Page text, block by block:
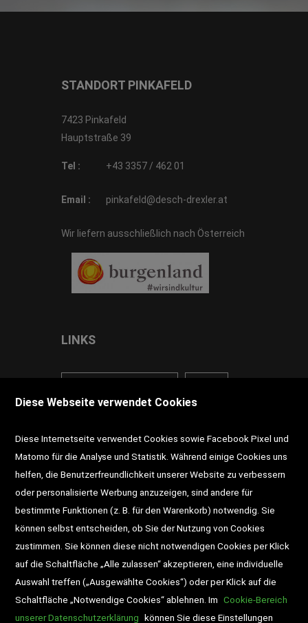
STANDORT PINKAFELD
7423 Pinkafeld
Hauptstraße 39
Tel : +43 3357 / 462 01
Email : pinkafeld@desch-drexler.at
Wir liefern ausschließlich nach Österreich
LINKS
Newsletter Schultaschen
Veranstaltungen
Diese Webseite verwendet Cookies
Diese Internetseite verwendet Cookies sowie Facebook Pixel und
Matomo für die Analyse und Statistik. Während einige Cookies uns
helfen, die Benutzerfreundlichkeit unserer Website zu verbessern
oder personalisierte Werbung anzuzeigen, sind andere für
bestimmte Funktionen (z. B. für den Warenkorb) notwendig. Sie
können selbst entscheiden, ob Sie der Nutzung von Cookies
zustimmen. Sie können diese nicht notwendigen Cookies per Klick
auf die Schaltfläche „Alle zulassen“ akzeptieren, eine individuelle
Auswahl treffen („Ausgewählte Cookies“) oder per Klick auf die
Schaltfläche „Notwendige Cookies“ ablehnen. Im Cookie-Bereich
unserer Datenschutzerklärung können Sie diese Einstellungen